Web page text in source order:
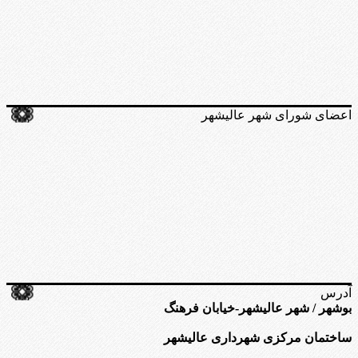
اعضای شورای شهر عالیشهر
آدرس
بوشهر / شهر عالیشهر-خیابان فرهنگ
ساختمان مرکزی شهرداری عالیشهر